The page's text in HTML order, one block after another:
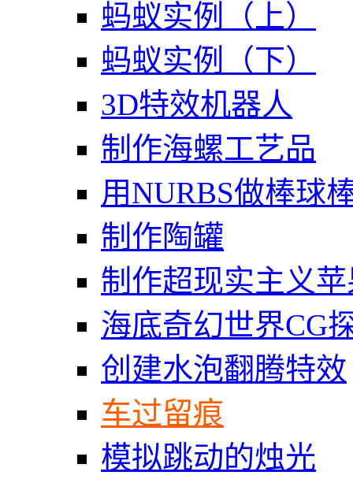
蚂蚁实例（上）
蚂蚁实例（下）
3D特效机器人
制作海螺工艺品
用NURBS做棒球
制作陶罐
制作超现实主义
海底奇幻世界CG
创建水泡翻腾特效
车过留痕
模拟跳动的烛光